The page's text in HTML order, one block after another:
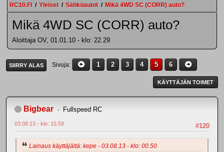
RC10.FI / Yleiset / Sähköautot / Mikä 4WD SC (CORR) auto?
Mikä 4WD SC (CORR) auto?
Aloittaja OV, 01.01.10 - klo: 22.29
SIIRRY ALAS Sivuja 1 2 3 4 5 6
KÄYTTÄJÄN TOIMET
Bigbear Fullspeed RC
#120
03.08.13 - klo: 15.59
Lainaus käyttäjältä: kepe - 03.08.13 - klo: 00.50